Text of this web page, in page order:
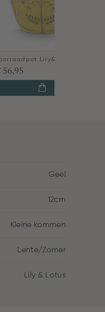
56,95
Geel
12cm
Kleine kommen
Lente/Zomer
Lily & Lotus